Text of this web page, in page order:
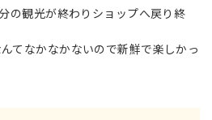
の観光が終わりショップへ戻り終
てなかなかないので新鮮で楽しかっ